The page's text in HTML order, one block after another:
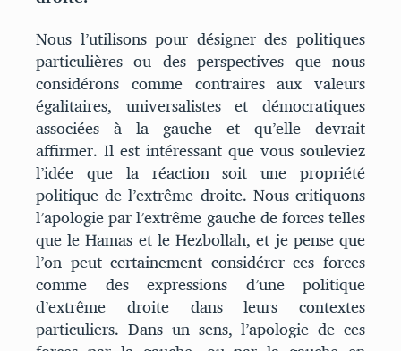
Nous l’utilisons pour désigner des politiques
particulières ou des perspectives que nous
considérons comme contraires aux valeurs
égalitaires, universalistes et démocratiques
associées à la gauche et qu’elle devrait
affirmer. Il est intéressant que vous souleviez
l’idée que la réaction soit une propriété
politique de l’extrême droite. Nous critiquons
l’apologie par l’extrême gauche de forces telles
que le Hamas et le Hezbollah, et je pense que
l’on peut certainement considérer ces forces
comme des expressions d’une politique
d’extrême droite dans leurs contextes
particuliers. Dans un sens, l’apologie de ces